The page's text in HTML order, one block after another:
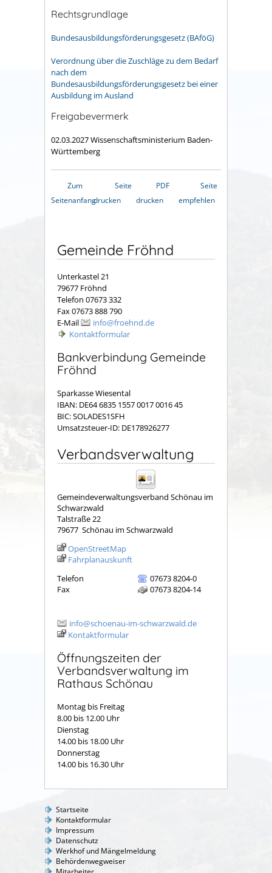
Rechtsgrundlage
Bundesausbildungsförderungsgesetz (BAföG)
Verordnung über die Zuschläge zu dem Bedarf
nach dem
Bundesausbildungsförderungsgesetz bei einer
Ausbildung im Ausland
Freigabevermerk
02.03.2027 Wissenschaftsministerium Baden-
Württemberg
Zum
Seitenanfang
Seite
drucken
PDF
drucken
Seite
empfehlen
Gemeinde Fröhnd
Unterkastel 21
79677 Fröhnd
Telefon 07673 332
Fax 07673 888 790
E-Mail
info@froehnd.de
Kontaktformular
Bankverbindung Gemeinde
Fröhnd
Sparkasse Wiesental
IBAN: DE64 6835 1557 0017 0016 45
BIC: SOLADES1SFH
Umsatzsteuer-ID: DE178926277
Verbandsverwaltung
Gemeindeverwaltungsverband Schönau im
Schwarzwald
Talstraße 22
79677 Schönau im Schwarzwald
OpenStreetMap
Fahrplanauskunft
Telefon
07673 8204-0
Fax
07673 8204-14
info@schoenau-im-schwarzwald.de
Kontaktformular
Öffnungszeiten der
Verbandsverwaltung im
Rathaus Schönau
Montag bis Freitag
8.00 bis 12.00 Uhr
Dienstag
14.00 bis 18.00 Uhr
Donnerstag
14.00 bis 16.30 Uhr
Startseite
Kontaktformular
Impressum
Datenschutz
Werkhof und Mängelmeldung
Behördenwegweiser